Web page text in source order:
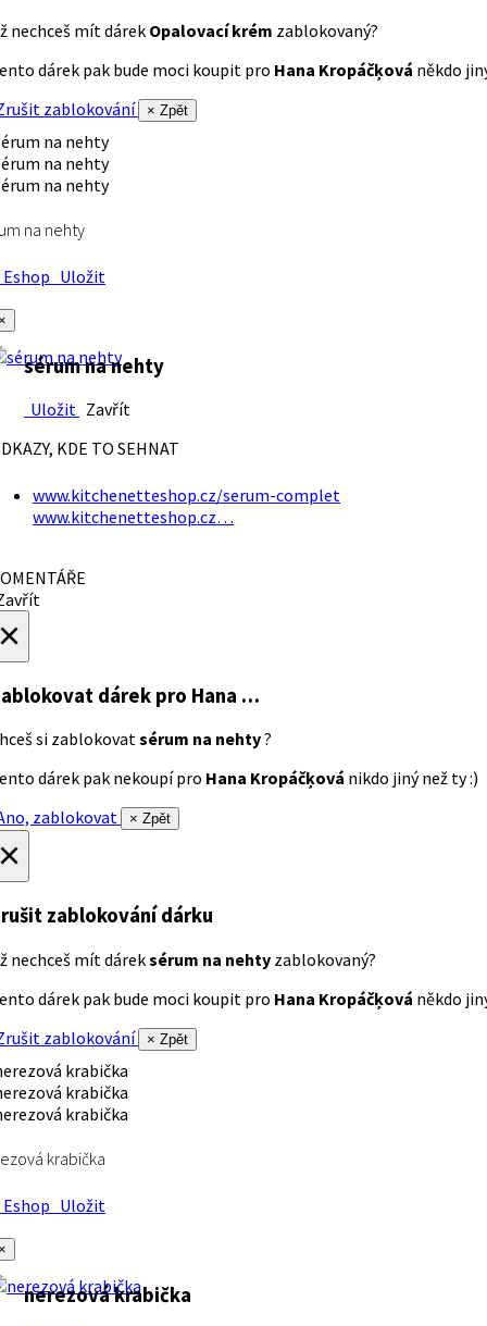
nechceš mít dárek Opalovací krém zablokovaný?
dárek pak bude moci koupit pro Hana Kropáčķová někdo
zablokování
× Zpět
na nehty
Uložit
sérum na nehty
Uložit Zavřít
KDE TO SEHNAT
www.kitchenetteshop.cz/serum-complet
www.kitchenetteshop.cz…
dárek pro Hana …
si zablokovatsérum na nehty?
dárek pak nekoupí pro Hana Kropáčķová nikdo jiný než ty :)
zablokovat
× Zpět
zablokování dárku
nechceš mít dáreksérum na nehty zablokovaný?
dárek pak bude moci koupit pro Hana Kropáčķová někdo
zablokování
× Zpět
krabička
Uložit
nerezová krabička